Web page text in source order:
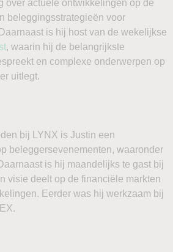
over actuele ontwikkelingen op de
beleggingsstrategieën voor
is hij host van de wekelijkse
, waarin hij de belangrijkste
en complexe onderwerpen op
uitlegt.
bij LYNX is Justin een
beleggersevenementen, waaronder
is hij maandelijks te gast bij
visie deelt op de financiële markten
Eerder was hij werkzaam bij